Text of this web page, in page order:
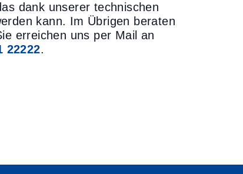
dank unserer technischen
kann. Im Übrigen beraten
erreichen uns per Mail an
22222.